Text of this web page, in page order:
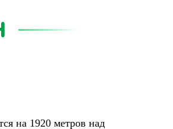
на 1920 метров над